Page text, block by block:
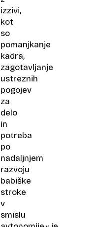
izzivi,
kot
so
pomanjkanje
kadra,
zagotavljanje
ustreznih
pogojev
za
delo
in
potreba
po
nadaljnjem
razvoju
babiške
stroke
v
smislu